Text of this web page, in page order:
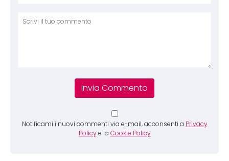
Notificami i nuovi commenti via e-mail, acconsenti a Privacy
Policy e la Cookie Policy